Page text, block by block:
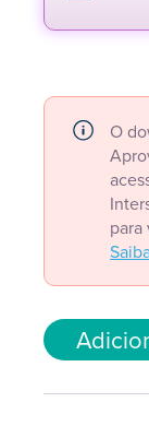
O
para